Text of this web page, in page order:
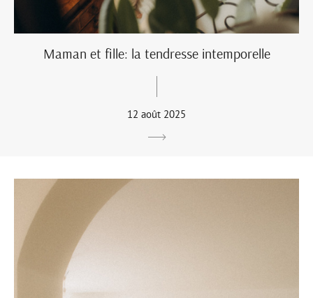
Maman et fille: la tendresse intemporelle
12 août 2025